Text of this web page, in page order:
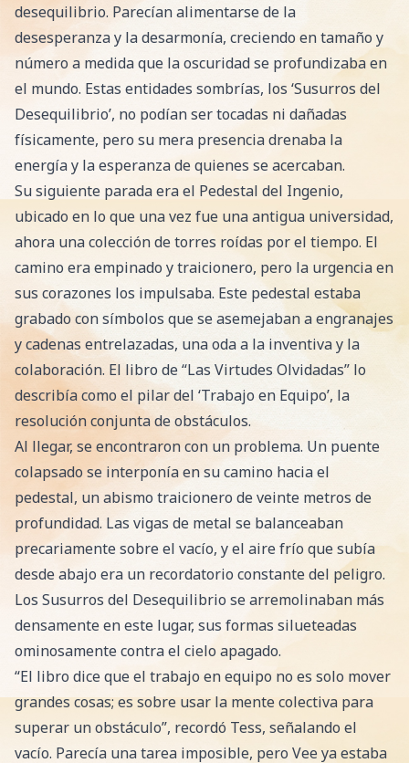
desequilibrio. Parecían alimentarse de la
desesperanza y la desarmonía, creciendo en tamaño y
número a medida que la oscuridad se profundizaba en
el mundo. Estas entidades sombrías, los ‘Susurros del
Desequilibrio’, no podían ser tocadas ni dañadas
físicamente, pero su mera presencia drenaba la
energía y la esperanza de quienes se acercaban.
Su siguiente parada era el Pedestal del Ingenio,
ubicado en lo que una vez fue una antigua universidad,
ahora una colección de torres roídas por el tiempo. El
camino era empinado y traicionero, pero la urgencia en
sus corazones los impulsaba. Este pedestal estaba
grabado con símbolos que se asemejaban a engranajes
y cadenas entrelazadas, una oda a la inventiva y la
colaboración. El libro de “Las Virtudes Olvidadas” lo
describía como el pilar del ‘Trabajo en Equipo’, la
resolución conjunta de obstáculos.
Al llegar, se encontraron con un problema. Un puente
colapsado se interponía en su camino hacia el
pedestal, un abismo traicionero de veinte metros de
profundidad. Las vigas de metal se balanceaban
precariamente sobre el vacío, y el aire frío que subía
desde abajo era un recordatorio constante del peligro.
Los Susurros del Desequilibrio se arremolinaban más
densamente en este lugar, sus formas silueteadas
ominosamente contra el cielo apagado.
“El libro dice que el trabajo en equipo no es solo mover
grandes cosas; es sobre usar la mente colectiva para
superar un obstáculo”, recordó Tess, señalando el
vacío. Parecía una tarea imposible, pero Vee ya estaba